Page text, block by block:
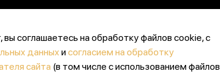
соглашаетесь на обработку файлов cookie, с
данных исогласием на обработку
сайта (в том числе с использованием файлов